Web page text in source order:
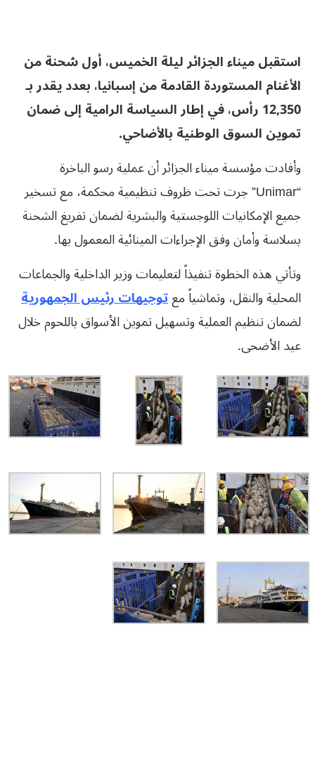
استقبل ميناء الجزائر ليلة الخميس، أول شحنة من
الأغنام المستوردة القادمة من إسبانيا، بعدد يقدر بـ
12,350 رأس، في إطار السياسة الرامية إلى ضمان
تموين السوق الوطنية بالأضاحي.
وأفادت مؤسسة ميناء الجزائر أن عملية رسو الباخرة
“Unimar” جرت تحت ظروف تنظيمية محكمة، مع تسخير
جميع الإمكانيات اللوجستية والبشرية لضمان تفريغ الشحنة
بسلاسة وأمان وفق الإجراءات المينائية المعمول بها.
وتأتي هذه الخطوة تنفيذاً لتعليمات وزير الداخلية والجماعات
المحلية والنقل، وتماشياً معتوجيهات رئيس الجمهورية
لضمان تنظيم العملية وتسهيل تموين الأسواق باللحوم خلال
عيد الأضحى.